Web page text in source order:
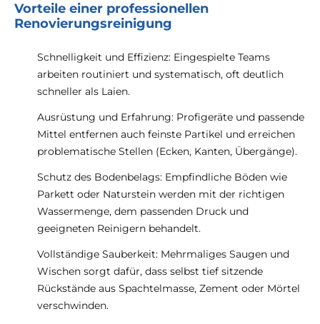
Vorteile einer professionellen
Renovierungsreinigung
Schnelligkeit und Effizienz: Eingespielte Teams
arbeiten routiniert und systematisch, oft deutlich
schneller als Laien.
Ausrüstung und Erfahrung: Profigeräte und passende
Mittel entfernen auch feinste Partikel und erreichen
problematische Stellen (Ecken, Kanten, Übergänge).
Schutz des Bodenbelags: Empfindliche Böden wie
Parkett oder Naturstein werden mit der richtigen
Wassermenge, dem passenden Druck und
geeigneten Reinigern behandelt.
Vollständige Sauberkeit: Mehrmaliges Saugen und
Wischen sorgt dafür, dass selbst tief sitzende
Rückstände aus Spachtelmasse, Zement oder Mörtel
verschwinden.